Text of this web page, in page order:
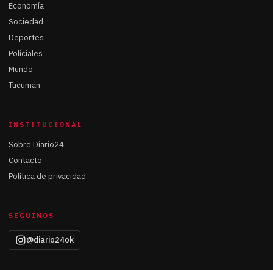
Economía
Sociedad
Deportes
Policiales
Mundo
Tucumán
INSTITUCIONAL
Sobre Diario24
Contacto
Política de privacidad
SEGUINOS
@diario24ok